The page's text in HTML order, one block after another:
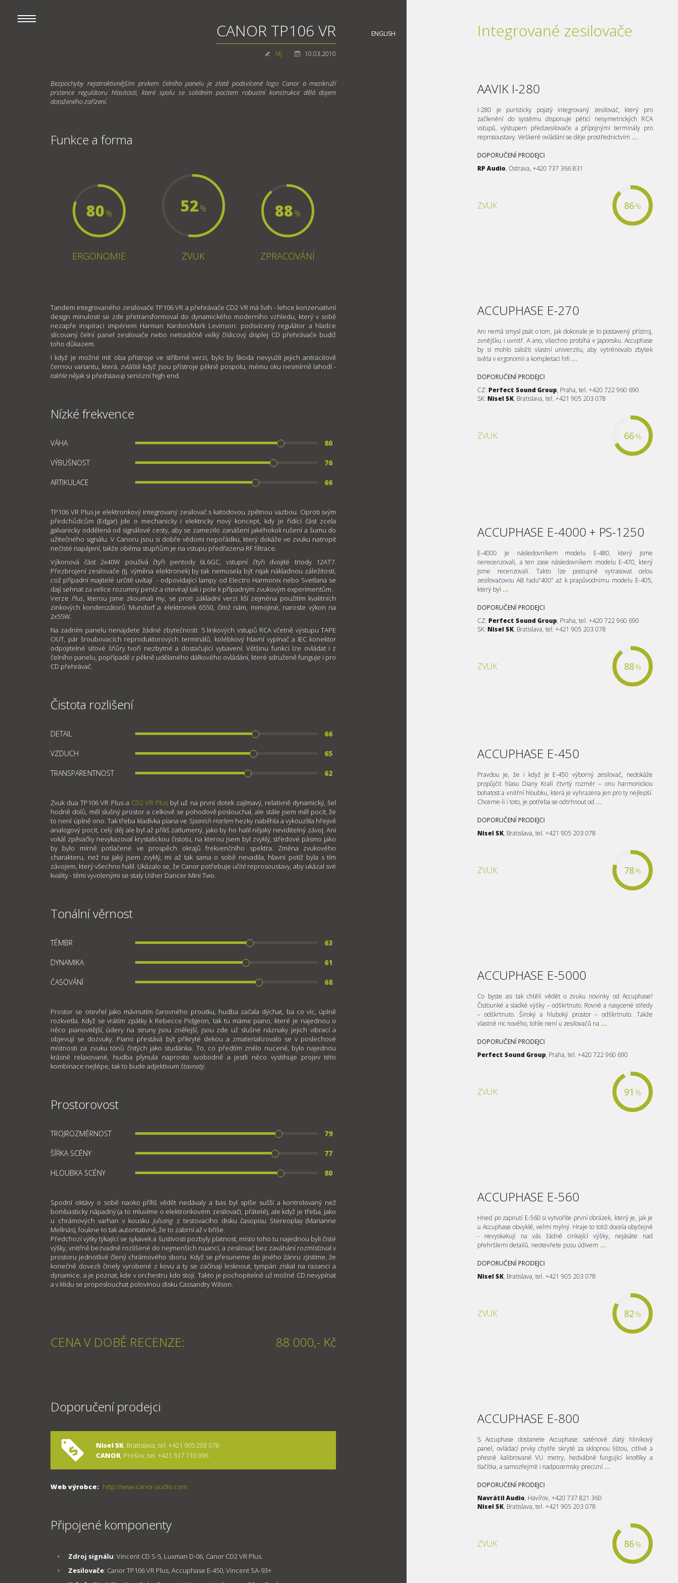
CANOR TP106 VR
MJ 10.03.2010
Integrované zesilovače
Bezpochyby nejatraktivnějším prvkem čelního panelu je zlatě podsvícené logo Canor a mezikruží
prstence regulátoru hlasitosti, které spolu se solidním pocitem robustní konstrukce dělá dojem
dotaženého zařízení.
Funkce a forma
80%
ERGONOMIE
52%
ZVUK
88%
ZPRACOVÁNÍ
Tandem integrovaného zesilovače TP106 VR a přehrávače CD2 VR má švih - lehce konzervativní
design minulosti se zde přetransformoval do dynamického moderního vzhledu, který v sobě
nezapře inspiraci impériem Harman Kardon/Mark Levinson: podsvícený regulátor a hladce
slícovaný čelní panel zesilovače nebo netradičně velký číslicový displej CD přehrávače budiž
toho důkazem.
I když je možné mít oba přístroje ve stříbrné verzi, bylo by škoda nevyužít jejich antracitově
černou variantu, která, zvláště když jsou přístroje pěkně pospolu, mému oku nesmírně lahodí -
takhle nějak si představuji seriózní high end.
Nízké frekvence
VÁHA 80
VÝBUŠNOST 76
ARTIKULACE 66
TP106 VR Plus je elektronkový integrovaný zesilovač s katodovou zpětnou vazbou. Oproti svým
předchůdcům (Edgar) jde o mechanicky i elektricky nový koncept, kdy je řídící část zcela
galvanicky oddělená od signálové cesty, aby se zamezilo zanášení jakéhokoli rušení a šumu do
užitečného signálu. V Canoru jsou si dobře vědomi nepořádku, který dokáže ve zvuku natropit
nečisté napájení, takže oběma stupňům je na vstupu předřazena RF filtrace.
Výkonová část 2x40W používá čtyři pentody 6L6GC, vstupní čtyři dvojité triody 12AT7.
Přezbrojení zesilovače (tj. výměna elektronek) by tak nemusela být nijak nákladnou záležitostí,
což případní majitelé určitě uvítají - odpovídající lampy od Electro Harmonix nebo Svetlana se
dají sehnat za velice rozumný peníz a otevírají tak i pole k případným zvukovým experimentům.
Verze Plus, kterou jsme zkoumali my, se proti základní verzi liší zejména použitím kvalitních
zinkových kondenzátorů Mundorf a elektronek 6550, čímž nám, mimojiné, naroste výkon na
2x55W.
Na zadním panelu nenajdete žádné zbytečnosti: 5 linkových vstupů RCA včetně výstupu TAPE
OUT, pár šroubovacích reproduktorových terminálů, kolébkový hlavní vypínač a IEC konektor
odpojitelné síťové šňůry tvoří nezbytné a dostačující vybavení. Většinu funkcí lze ovládat i z
čelního panelu, popřípadě z pěkně udělaného dálkového ovládání, které sdruženě funguje i pro
CD přehrávač.
Čistota rozlišení
DETAIL 66
VZDUCH 65
TRANSPARENTNOST 62
Zvuk dua TP106 VR Plus a CD2 VR Plus byl už na první dotek zajímavý, relativně dynamický, šel
hodně dolů, měl slušný prostor a celkově se pohodově poslouchal, ale stále jsem měl pocit, že
to není úplně ono. Tak třeba kladívka piana ve Spanish Harlemhezky naběhla a vykouzlila hřejivě
analogový pocit, celý děj ale byl až příliš zatlumený, jako by ho halil nějaký neviditelný závoj. Ani
vokál zpěvačky nevykazoval krystalickou čistotu, na kterou jsem byl zvyklý, středové pásmo jako
by bylo mírně potlačené ve prospěch okrajů frekvenčního spektra. Změna zvukového
charakteru, než na jaký jsem zvyklý, mi až tak sama o sobě nevadila, hlavní potíž byla s tím
závojem, který všechno halil. Ukázalo se, že Canor potřebujeučité reprosoustavy, aby ukázal své
kvality - těmi vyvolenými se staly Usher Dancer Mini Two.
Tonální věrnost
TÉMBR 63
DYNAMIKA 61
ČASOVÁNÍ 68
Prostor se otevřel jako mávnutím čarovného proutku, hudba začala dýchat, ba co víc, úplně
rozkvetla. Když se vrátím zpátky k Rebecce Pidgeon, tak tu máme piano, které je najednou o
něco pianovitější, údery na struny jsou znělejší, jsou zde už slušné náznaky jejich vibrací a
objevují se dozvuky. Piano přestává být přikryté dekou a zmaterializovalo se v poslechové
místnosti za zvuku tónů čistých jako studánka. To, co předtím znělo nuceně, bylo najednou
krásně relaxované, hudba plynula naprosto svobodně a jestli něco vystihuje projev této
kombinace nejlépe, tak to bude adjektivum štavnatý.
Prostorovost
TROJROZMĚRNOST 79
ŠÍŘKA SCÉNY 77
HLOUBKA SCÉNY 80
Spodní oktávy o sobě naoko příliš vědět nedávaly a bas byl spíše sušší a kontrolovaný než
bombasticky nápadný (a to mluvíme o elektronkovém zesilovači, přátelé), ale když je třeba, jako
u chrámových varhan v kousku Julsang z testovacího disku časopisu Stereoplay (Marianne
Mellnäs), foukne to tak autoritativně, že to zabrní až v břiše.
Předchozí výtky týkající se sykavek a šustivosti pozbyly platnost, místo toho tu najednou byli čisté
výšky, vnitřně bezvadně rozlišené do nejmenších nuancí, a zesilovač bez zaváhání rozmísťoval v
prostoru jednotlivé člený chrámového sboru. Když se přesuneme do jiného žánru zjistíme, že
konečně dovezli činely vyrobené z kovu a ty se začínají lesknout, tympán získal na razanci a
dynamice, a je poznat, kde v orchestru kdo stojí. Takto je pochopitelně už možné CD nevypínat
a v klidu se proposlouchat polovinou disku Cassandry Wilson.
CENA V DOBĚ RECENZE: 88 000,- Kč
Doporučení prodejci
Nisel SK, Bratislava, tel. +421 905 203 078
CANOR, Prešov, tel. +421 517 710 396
Web výrobce: http://www.canor-audio.com
Připojené komponenty
Zdroj signálu: Vincent CD S-5, Luxman D-06, Canor CD2 VR Plus
Zesilovače: Canor TP106 VR Plus, Accuphase E-450, Vincent SA-93+
AAVIK I-280
I-280 je puristicky pojatý integrovaný zesilovač, který pro
začlenění do systému disponuje pěticí nesymetrických RCA
vstupů, výstupem předzesilovače a přípojnými terminály pro
reprosoustavy. Veškeré ovládání se děje prostřednictvím ...
DOPORUČENÍ PRODEJCI
RP Audio, Ostrava, +420 737 366 831
ZVUK 86%
ACCUPHASE E-270
Ani nemá smysl psát o tom, jak dokonale je to postavený přístroj,
zvnějšku i uvnitř. A ano, všechno probíhá v Japonsku. Accuphase
by si mohlo založit vlastní univerzitu, aby vytrénovalo zbytek
světa v ergonomii a kompletaci hifi ...
DOPORUČENÍ PRODEJCI
CZ: Perfect Sound Group, Praha, tel. +420 722 960 690
SK: Nisel SK, Bratislava, tel. +421 905 203 078
ZVUK 66%
ACCUPHASE E-4000 + PS-1250
E-4000 je následovníkem modelu E-480, který jsme
nerecenzovali, a ten zase následovníkem modelu E-470, který
jsme recenzovali. Takto lze postupně vytrasovat celou
zesilovačovou AB řadu“400” až k prapůvodnímu modelu E-405,
který byl ...
DOPORUČENÍ PRODEJCI
CZ: Perfect Sound Group, Praha, tel. +420 722 960 690
SK: Nisel SK, Bratislava, tel. +421 905 203 078
ZVUK 88%
ACCUPHASE E-450
Pravdou je, že i když je E-450 výborný zesilovač, nedokáže
propůjčit hlasu Diany Krall čtvrtý rozměr – onu harmonickou
bohatost a vnitřní hloubku, která je vyhrazena jen pro ty nejlepší.
Chceme-li i toto, je potřeba se odtrhnout od ...
DOPORUČENÍ PRODEJCI
Nisel SK, Bratislava, tel. +421 905 203 078
ZVUK 78%
ACCUPHASE E-5000
Co byste asi tak chtěli vědět o zvuku novinky od Accuphase?
Čisťounké a sladké výšky – odškrtnuto. Rovné a nasycené středy
– odškrtnuto. Široký a hluboký prostor – odškrtnuto. Takže
vlastně nic nového, tohle není u zesilovačů na ...
DOPORUČENÍ PRODEJCI
Perfect Sound Group, Praha, tel. +420 722 960 690
ZVUK 91 %
ACCUPHASE E-560
Hned po zapnutí E-560 si vytvoříte první obrázek, který je, jak je
u Accuphase obvyklé, velmi mylný. Hraje to totiž docela obyčejně
- nevyskakují na vás žádné cinkající výšky, nejásáte nad
přehršlemi detailů, neotevřete pusu údivem ...
DOPORUČENÍ PRODEJCI
Nisel SK, Bratislava, tel. +421 905 203 078
ZVUK 82 %
ACCUPHASE E-800
S Accuphase dostanete Accuphase: saténově zlatý hliníkový
panel, ovládací prvky chytře skryté za sklopnou lištou, citlivé a
přesně kalibrované VU metry, hedvábně fungující knoflíky a
tlačítka, a samozřejmě i nadpozemsky precizní ...
DOPORUČENÍ PRODEJCI
Navrátil Audio, Havířov, +420 737 821 360
Nisel SK, Bratislava, tel. +421 905 203 078
ZVUK 86%
ENGLISH